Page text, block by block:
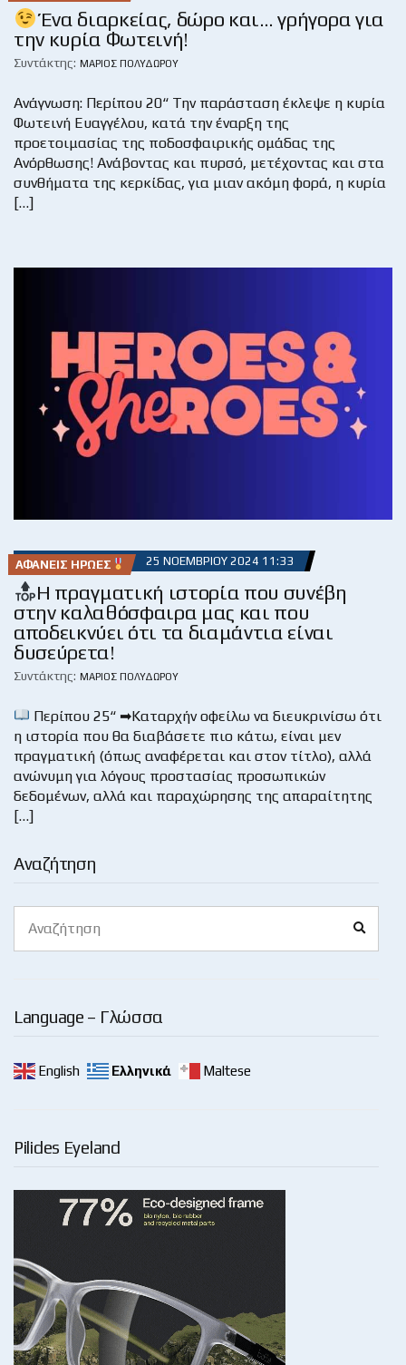
Αναζήτηση
for:
Language – Γλώσσα
English Ελληνικά Maltese
Pilides Eyeland
Ένα διαρκείας, δώρο και… γρήγορα για
την κυρία Φωτεινή!
Συντάκτης: ΜΆΡΙΟΣ ΠΟΛΥΔΏΡΟΥ
Ανάγνωση: Περίπου 20“ Την παράσταση έκλεψε η κυρία
Φωτεινή Ευαγγέλου, κατά την έναρξη της
προετοιμασίας της ποδοσφαιρικής ομάδας της
Ανόρθωσης! Ανάβοντας και πυρσό, μετέχοντας και στα
συνθήματα της κερκίδας, για μιαν ακόμη φορά, η κυρία
[…]
ΑΦΑΝΕΊΣ ΉΡΩΕΣ 25 ΝΟΕΜΒΡΊΟΥ 2024 11:33
Η πραγματική ιστορία που συνέβη
στην καλαθόσφαιρα μας και που
αποδεικνύει ότι τα διαμάντια είναι
δυσεύρετα!
Συντάκτης: ΜΆΡΙΟΣ ΠΟΛΥΔΏΡΟΥ
Περίπου 25“ ➡Καταρχήν οφείλω να διευκρινίσω ότι
η ιστορία που θα διαβάσετε πιο κάτω, είναι μεν
πραγματική (όπως αναφέρεται και στον τίτλο), αλλά
ανώνυμη για λόγους προστασίας προσωπικών
δεδομένων, αλλά και παραχώρησης της απαραίτητης
[…]